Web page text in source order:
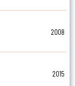
2008
2015